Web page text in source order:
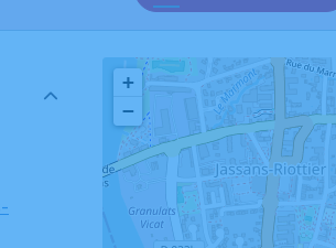
+
−